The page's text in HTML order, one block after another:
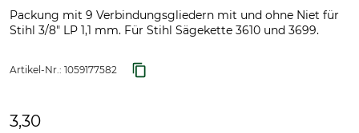
Packung mit 9 Verbindungsgliedern mit und ohne Niet für
Stihl 3/8" LP 1,1 mm. Für Stihl Sägekette 3610 und 3699.
Artikel-Nr.: 1059177582
3,30